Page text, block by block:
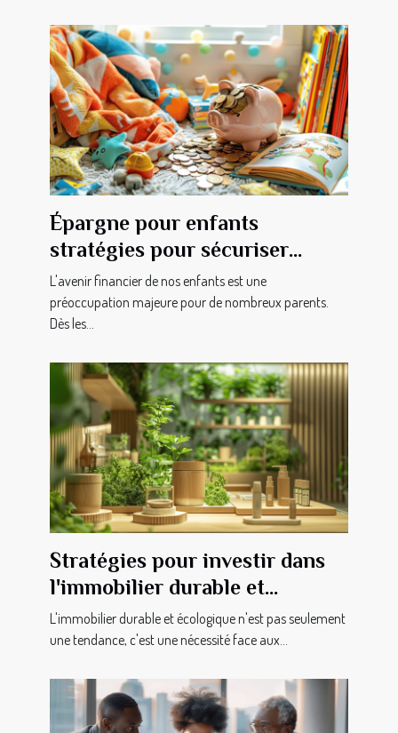
Épargne pour enfants
stratégies pour sécuriser
l'avenir financier de vos
enfants
L'avenir financier de nos enfants est une
préoccupation majeure pour de nombreux parents.
Dès les...
Stratégies pour investir dans
l'immobilier durable et
écologique
L'immobilier durable et écologique n'est pas seulement
une tendance, c'est une nécessité face aux...